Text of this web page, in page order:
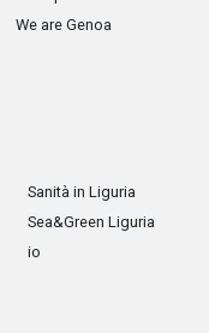
We are Genoa
Sanità in Liguria
Sea&Green Liguria
io